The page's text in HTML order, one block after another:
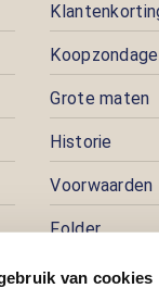
van cookies
Grote maten
Historie
Voorwaarden
Folder
Pers